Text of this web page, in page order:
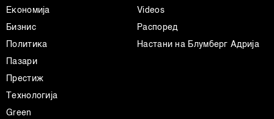
Економија
Бизнис
Политика
Пазари
Престиж
Технологија
Green
Videos
Распоред
Настани на Блумберг Адрија